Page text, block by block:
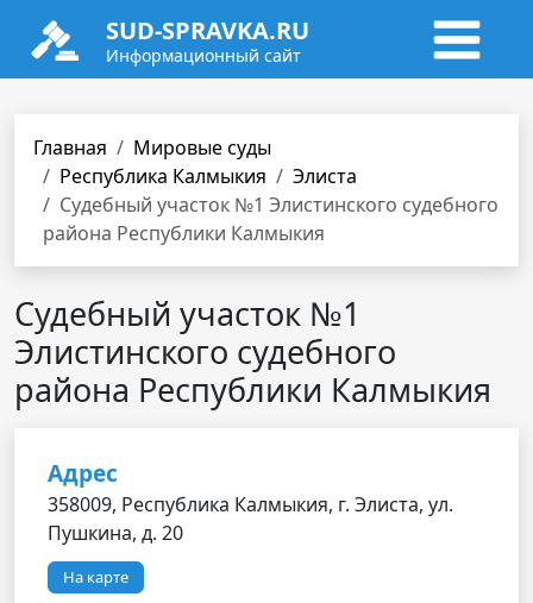
SUD-SPRAVKA.RU
Информационный сайт
Главная
Мировые суды
Республика Калмыкия
Элиста
Cудебный участок №1 Элистинского судебного
района Республики Калмыкия
Cудебный участок №1
Элистинского судебного
района Республики Калмыкия
Адрес
358009, Республика Калмыкия, г. Элиста, ул.
Пушкина, д. 20
На карте